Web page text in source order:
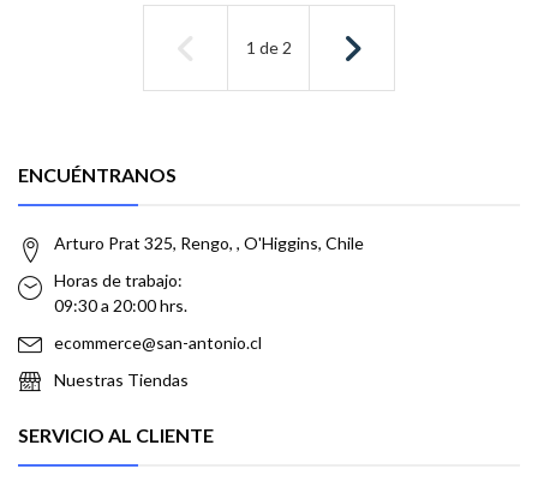
1 de 2
ENCUÉNTRANOS
Arturo Prat 325, Rengo, , O'Higgins, Chile
Horas de trabajo:
09:30 a 20:00 hrs.
ecommerce@san-antonio.cl
Nuestras Tiendas
SERVICIO AL CLIENTE